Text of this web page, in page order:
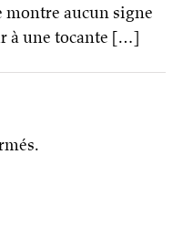
montre aucun signe
à une tocante […]